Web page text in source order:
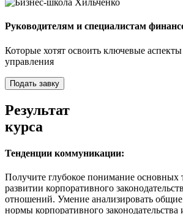
Руководителям и специалистам
Которые хотят освоить ключевые
управления
Подать завку
Результат
курса
Тенденции коммуникации:
Получите глубокое понимание основных
развитии корпоративного
отношений. Умение анализировать
нормы корпоративного